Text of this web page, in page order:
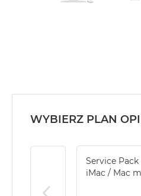
WYBIERZ PLAN
Service
iMac / Mac